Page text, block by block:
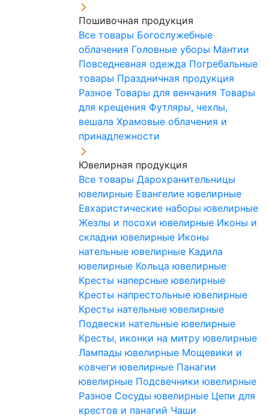
Пошивочная продукция
Все товары Богослужебные
облачения Головные уборы Мантии
Повседневная одежда Погребальные
товары Праздничная продукция
Разное Товары для венчания Товары
для крещения Футляры, чехлы,
вешала Храмовые облачения и
принадлежности
Ювелирная продукция
Все товары Дарохранительницы
ювелирные Евангелие ювелирные
Евхаристические наборы ювелирные
Жезлы и посохи ювелирные Иконы и
складни ювелирные Иконы
нательные ювелирные Кадила
ювелирные Кольца ювелирные
Кресты наперсные ювелирные
Кресты напрестольные ювелирные
Кресты нательные ювелирные
Подвески нательные ювелирные
Кресты, иконки на митру ювелирные
Лампады ювелирные Мощевики и
ковчеги ювелирные Панагии
ювелирные Подсвечники ювелирные
Разное Сосуды ювелирные Цепи для
крестов и панагий Чаши